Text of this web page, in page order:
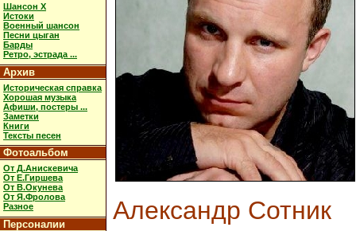
Шансон X
Истоки
Военный шансон
Песни цыган
Барды
Ретро, эстрада ...
Архив
Историческая справка
Хорошая музыка
Афиши, постеры ...
Заметки
Книги
Тексты песен
Фотоальбом
От Д.Анискевича
От Е.Гиршева
От В.Окунева
От Я.Фролова
Разное
Персоналии Александр Сотник